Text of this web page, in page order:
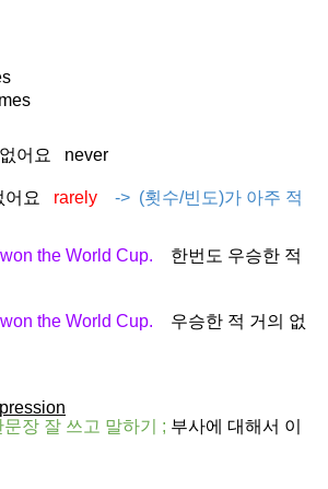
어요 never
어요 rarely
-> (횟수/빈도)가 아주 적
won the World Cup.
한번도 우승한 적
won the World Cup.
우승한 적 거의 없
문장 잘 쓰고 말하기 ; 부사에 대해서 이